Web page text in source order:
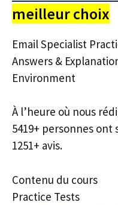
meilleur choix
Email Specialist
Answers &
Environment
À l’heure où nous
5419+ personnes ont
1251+ avis.
Contenu du cours
Practice Tests